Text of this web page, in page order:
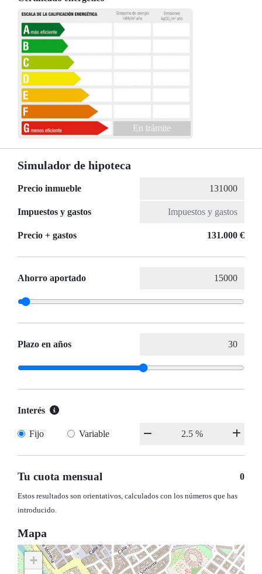
En trámite
Simulador de hipoteca
Precio inmueble
Impuestos y gastos
Precio + gastos 131.000 €
Ahorro aportado
Plazo en años
Interés
Fijo Variable
Tu cuota mensual 0
Estos resultados son orientativos, calculados con los números que has
introducido.
Mapa
+